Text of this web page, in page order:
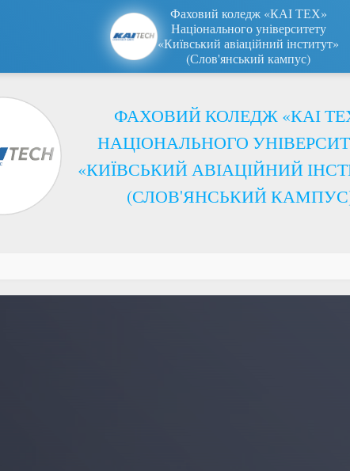
Фаховий коледж «КАІ ТЕХ»
Національного університету
«Київський авіаційний інститут»
(Слов'янський кампус)
ФАХОВИЙ КОЛЕДЖ «КАІ
НАЦІОНАЛЬНОГО
«КИЇВСЬКИЙ АВІАЦІЙНИЙ
(СЛОВ'ЯНСЬКИЙ